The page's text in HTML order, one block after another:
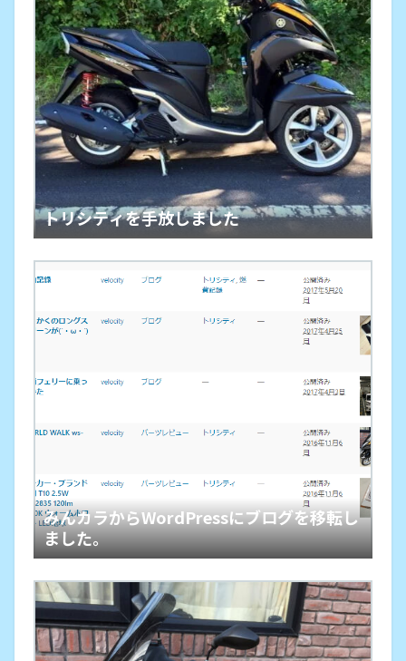
トリシティを手放しました
みんカラからWordPressにブログを移転し
ました。